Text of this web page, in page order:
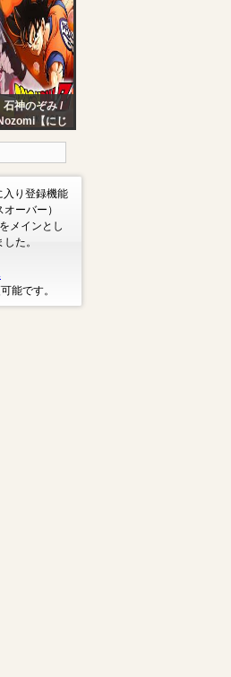
ーリー: 思い
レトロ系デ
はじめまし
さんじ / 夜見
石神のぞみ /
【にじ
ボールZ
#2】超名作
世界にいくぞ
おおおお
じ所属 ／ 石
入り登録機能
ーバー）
メインとし
た。
能です。